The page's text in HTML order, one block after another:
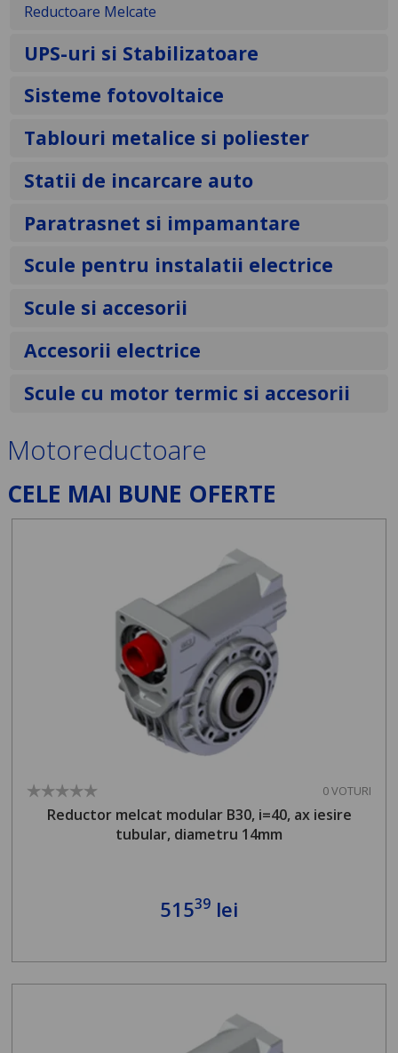
Reductoare Melcate
UPS-uri si Stabilizatoare
Sisteme fotovoltaice
Tablouri metalice si poliester
Statii de incarcare auto
Paratrasnet si impamantare
Scule pentru instalatii electrice
Scule si accesorii
Accesorii electrice
Scule cu motor termic si accesorii
Motoreductoare
CELE MAI BUNE OFERTE
0 VOTURI
Reductor melcat modular B30, i=40, ax iesire
tubular, diametru 14mm
51539 lei